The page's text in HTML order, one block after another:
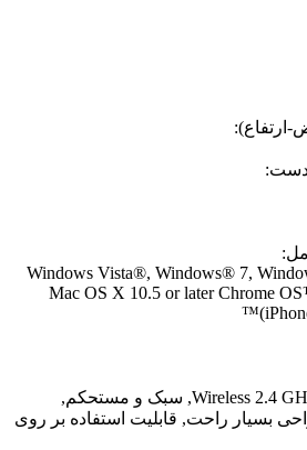
ارتفاع):
دست:
Windows Vista®, Windows® 7,
Mac OS X 10.5 or later Chrome
Wireless 2.4 GHz, PixArt's (image sensor), سبک و مستحکم,
بسیار راحت, قابلیت استفاده بر روی